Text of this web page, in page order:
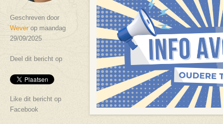
Geschreven door
Weverop maandag
29/09/2025
Deel dit bericht op
Like dit bericht op
Facebook